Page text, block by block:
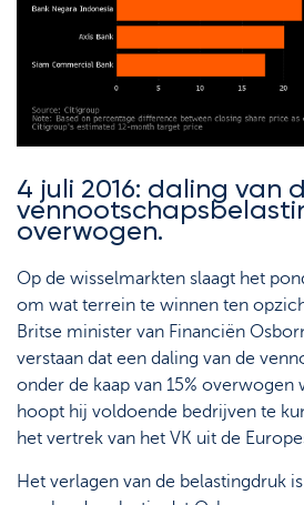
4 juli 2016: daling van
overwogen.
Op de wisselmarkten slaagt het
om wat terrein te winnen ten
Britse minister van Financiën
verstaan dat een daling van de
onder de kaap van 15%
hoopt hij voldoende bedrijven te
het vertrek van het VK uit de
Het verlagen van de belastingdruk